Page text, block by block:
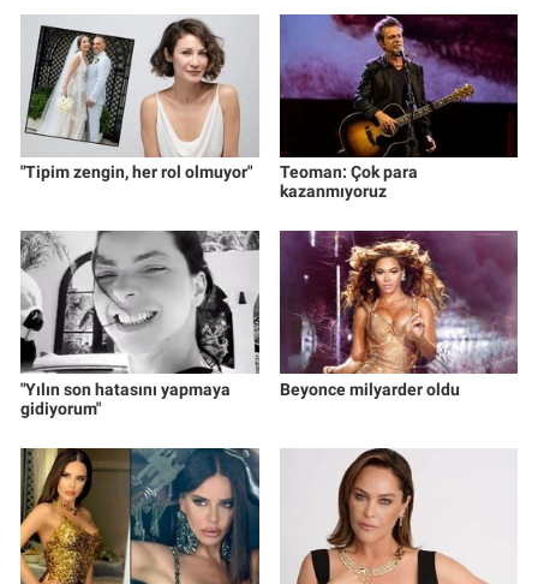
"Tipim zengin, her rol olmuyor"
Teoman: Çok para
kazanmıyoruz
"Yılın son hatasını yapmaya
gidiyorum"
Beyonce milyarder oldu
Yerel Yaşam
Canlı Yayın